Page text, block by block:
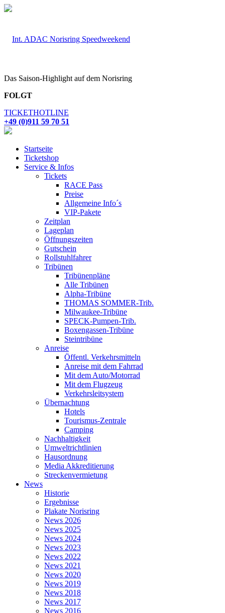
Das Saison-Highlight auf dem Norisring
FOLGT
TICKETHOTLINE
+49 (0)911 59 70 51
Startseite
Ticketshop
Service & Infos
Tickets
RACE Pass
Preise
Allgemeine Info´s
VIP-Pakete
Zeitplan
Lageplan
Öffnungszeiten
Gutschein
Rollstuhlfahrer
Tribünen
Tribünenpläne
Alle Tribünen
Alpha-Tribüne
THOMAS SOMMER-Trib.
Milwaukee-Tribüne
SPECK-Pumpen-Trib.
Boxengassen-Tribüne
Steintribüne
Anreise
Öffentl. Verkehrsmitteln
Anreise mit dem Fahrrad
Mit dem Auto/Motorrad
Mit dem Flugzeug
Verkehrsleitsystem
Übernachtung
Hotels
Tourismus-Zentrale
Camping
Nachhaltigkeit
Umweltrichtlinien
Hausordnung
Media Akkreditierung
Streckenvermietung
News
Historie
Ergebnisse
Plakate Norisring
News 2026
News 2025
News 2024
News 2023
News 2022
News 2021
News 2020
News 2019
News 2018
News 2017
News 2016